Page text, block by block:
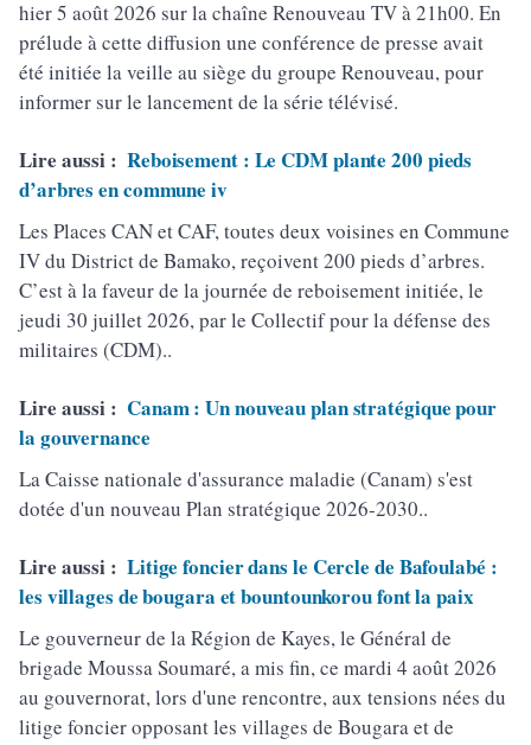
hier 5 août 2026 sur la chaîne Renouveau TV à 21h00. En
prélude à cette diffusion une conférence de presse avait
été initiée la veille au siège du groupe Renouveau, pour
informer sur le lancement de la série télévisé.
Lire aussi : Reboisement : Le CDM plante 200 pieds
d’arbres en commune iv
Les Places CAN et CAF, toutes deux voisines en Commune
IV du District de Bamako, reçoivent 200 pieds d’arbres.
C’est à la faveur de la journée de reboisement initiée, le
jeudi 30 juillet 2026, par le Collectif pour la défense des
militaires (CDM)..
Lire aussi : Canam : Un nouveau plan stratégique pour
la gouvernance
La Caisse nationale d'assurance maladie (Canam) s'est
dotée d'un nouveau Plan stratégique 2026-2030..
Lire aussi : Litige foncier dans le Cercle de Bafoulabé :
les villages de bougara et bountounkorou font la paix
Le gouverneur de la Région de Kayes, le Général de
brigade Moussa Soumaré, a mis fin, ce mardi 4 août 2026
au gouvernorat, lors d'une rencontre, aux tensions nées du
litige foncier opposant les villages de Bougara et de